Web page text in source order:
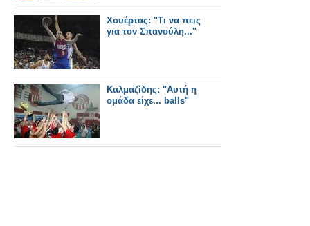
Χουέρτας: "Τι να πεις
για τον Σπανούλη..."
Καλμαζίδης: "Αυτή η
ομάδα είχε... balls"